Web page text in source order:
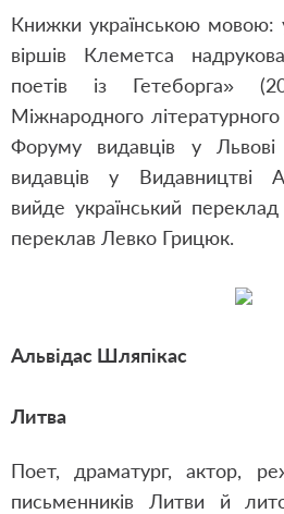
Книжки українською мовою:
віршів Клеметса
поетів із Гетеборга»
Міжнародного
Форуму видавців у
видавців у Видавництві
вийде український
переклав Левко Грицюк.
Альвідас Шляпікас
Литва
Поет, драматург, актор,
письменників Литви й